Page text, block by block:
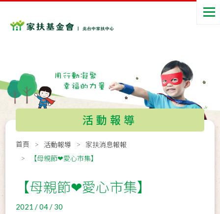
活動報導
首頁 活動報導
家扶消息報報
【母親節❤愛心市集】
【母親節❤愛心市集】
2021 / 04 / 30